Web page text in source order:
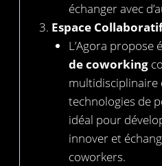
échanger avec
Espace
L’Agora propose
de coworking
multidisciplinaire
technologies de
idéal pour
innover et
coworkers.